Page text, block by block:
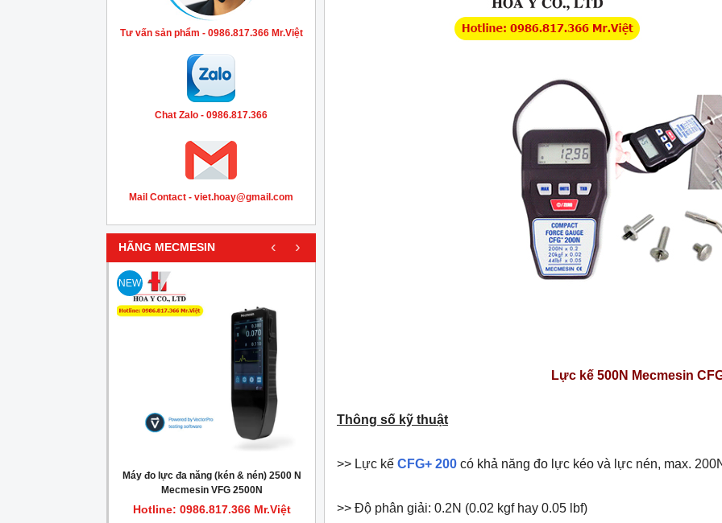
Tư vấn sản phẩm - 0986.817.366 Mr.Việt
Chat Zalo - 0986.817.366
Mail Contact - viet.hoay@gmail.com
HÃNG MECMESIN
NEW
Máy đo lực đa năng (kén & nén) 2500 N
Mecmesin VFG 2500N
Hotline: 0986.817.366 Mr.Việt Hotline: 0986.817.366 Mr.Việt
HOT
Hotline: 0986.817.366 Mr.Việt
‹ ›
Lực kế 500N Mecmesin
Thông số kỹ thuật
>> Lực kế CFG+ 200 có khả năng đo lực kéo và lực nén, max.
>> Độ phân giải: 0.2N (0.02 kgf hay 0.05 lbf)